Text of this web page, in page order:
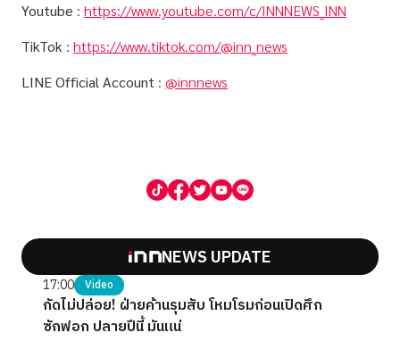
Youtube : https://www.youtube.com/c/INNNEWS_INN
TikTok : https://www.tiktok.com/@inn_news
LINE Official Account : @innnews
NEWS UPDATE
17:00 Video
กัดไม่ปล่อย! ฝ่ายค้านรุมสับ โหมโรมก่อนเปิดศึก
ซักฟอก ปลายปีนี้ มันแน่